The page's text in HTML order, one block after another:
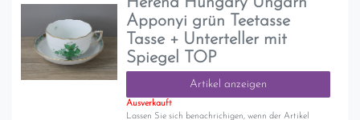
Apponyi grün Teetasse
Tasse + Unterteller mit
Spiegel TOP
Artikel anzeigen
Ausverkauft
Lassen Sie sich benachrichigen, wenn der Artikel